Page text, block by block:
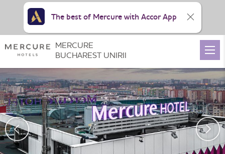
MERCURE
BUCHAREST UNIRII
The best of Mercure with Accor App